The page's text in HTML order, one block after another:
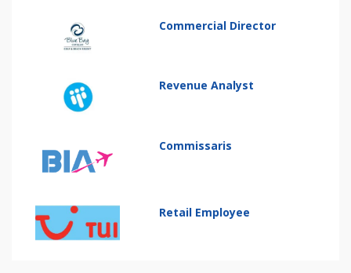
Commercial Director
Revenue Analyst
Commissaris
Retail Employee